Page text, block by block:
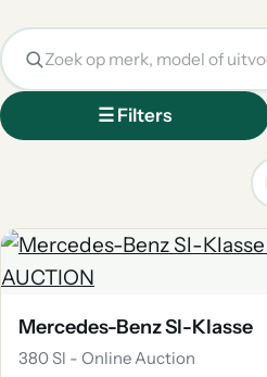
☰ Filters
Mercedes-Benz Sl-Klasse
380 Sl - Online Auction